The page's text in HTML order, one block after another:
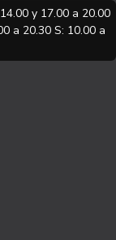
y 17.00 a 20.00
a 20.30 S: 10.00 a